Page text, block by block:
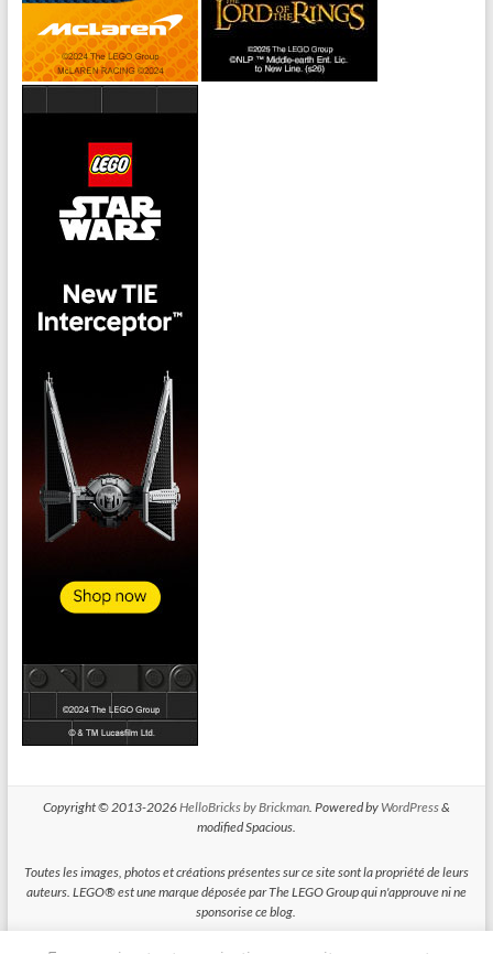
Copyright © 2013-2026HelloBricks by Brickman. Powered by WordPress&
modified Spacious.
Toutes les images, photos et créations présentes sur ce site sont la propriété de leurs
auteurs. LEGO® est une marque déposée par The LEGO Group qui n'approuve ni ne
sponsorise ce blog.